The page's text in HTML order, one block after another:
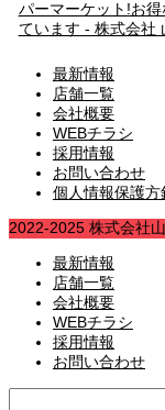
最新情報
店舗一覧
会社概要
WEBチラシ
採用情報
お問い合わせ
個人情報保護方
2022-2025 株式会社
最新情報
店舗一覧
会社概要
WEBチラシ
採用情報
お問い合わせ